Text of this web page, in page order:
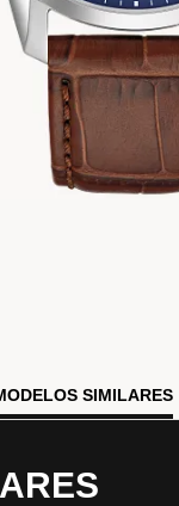
SIMILARES